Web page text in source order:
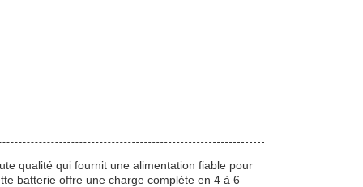
qualité qui fournit une alimentation fiable pour
batterie offre une charge complète en 4 à 6